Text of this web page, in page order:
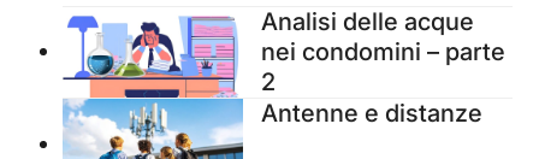
Analisi delle acque
nei condomini – parte
2
Antenne e distanze